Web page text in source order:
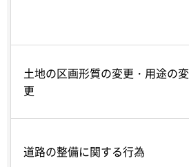
土地の区画形質の変更・用途の変
更
道路の整備に関する行為